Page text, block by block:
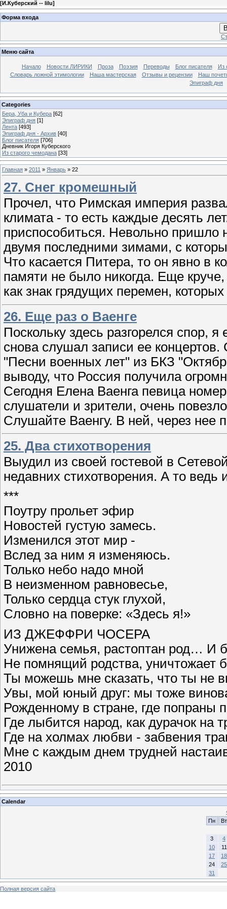
[И.Куберский -- lilu]
Форма входа
Меню сайта
Начало Новости ЛИРИКИ Проза Поэзия Переводы Блог писателя
Из
Словарь ложной этимологии
Наша мастерская Отзывы и рецензии
Наш
Эпиграф дня
Categories
Бера, Уба и Кубера [62]
Эпиграф дня [1]
Лента [493]
Эпиграф дня - Архив [40]
Блог писателя [706]
Дневник Игоря Куберского
Из старого чемодана [33]
Главная » 2011 » Январь » 22
27. Снег кромешный
Прочел, что Римская империя
климата - то есть каждые десять
приспособиться. Невольно
двумя последними зимами, с
Что касается Питера, то он явно в
памяти не было никогда. Еще
как знак грядущих перемен,
26. Еще раз о Ваенге
Поскольку здесь разгорелся спор,
снова слушал записи ее
"Песни военных лет" из БКЗ
выводу, что Россия получила
Сегодня Елена Ваенга певица
слушатели и зрители, очень
Слушайте Ваенгу. В ней, через нее
25. Два стихотворения
Выудил из своей гостевой в
недавних стихотворения. А то ведь
***
Поутру прольет эфир
Новостей густую замесь.
Изменился этот мир -
Вслед за ним я изменяюсь.
Только небо надо мной
В неизменном равновесье,
Только сердца стук глухой,
Словно на поверке: «Здесь я!»
ИЗ ДЖЕФФРИ ЧОСЕРА
Унижена семья, растоптан род… И
Не помнящий родства, уничтожает
Ты можешь мне сказать, что ты не
Увы, мой юный друг: мы тоже
Рожденному в стране, где попраны
Где лыбится народ, как дурачок на
Где на холмах любви - забвения
Мне с каждым днем трудней
2010
Calendar
Пн
Вт
3
4
10
11
17
18
24
25
31
Полная версия сайта